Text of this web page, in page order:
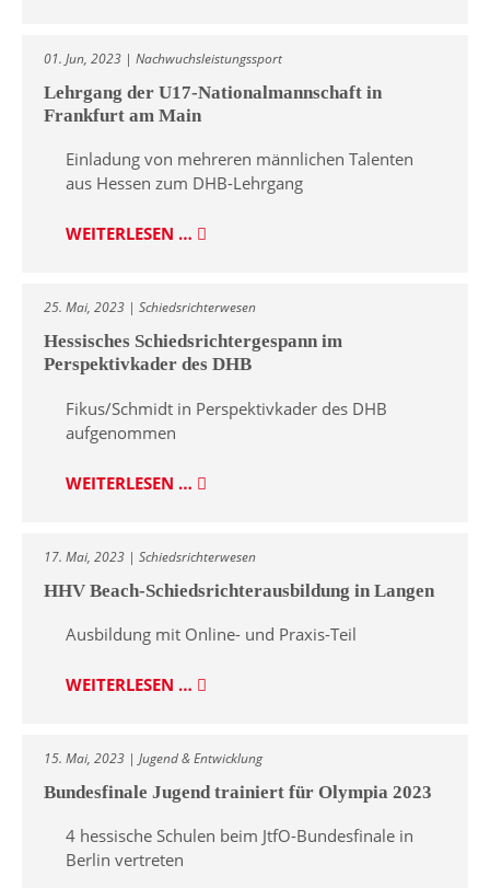
01. Jun, 2023 | Nachwuchsleistungssport
Lehrgang der U17-Nationalmannschaft in
Frankfurt am Main
Einladung von mehreren männlichen Talenten
aus Hessen zum DHB-Lehrgang
WEITERLESEN …
25. Mai, 2023 | Schiedsrichterwesen
Hessisches Schiedsrichtergespann im
Perspektivkader des DHB
Fikus/Schmidt in Perspektivkader des DHB
aufgenommen
WEITERLESEN …
17. Mai, 2023 | Schiedsrichterwesen
HHV Beach-Schiedsrichterausbildung in Langen
Ausbildung mit Online- und Praxis-Teil
WEITERLESEN …
15. Mai, 2023 | Jugend & Entwicklung
Bundesfinale Jugend trainiert für Olympia 2023
4 hessische Schulen beim JtfO-Bundesfinale in
Berlin vertreten